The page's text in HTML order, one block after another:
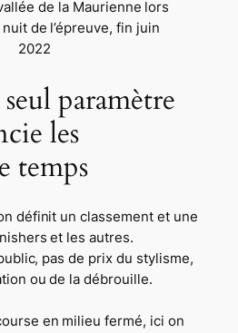
de la Maurienne lors
de l’épreuve, fin juin
2022
paramètre
les
temps
définit un classement et une
et les autres.
pas de prix du stylisme,
ou de la débrouille.
en milieu fermé, ici on